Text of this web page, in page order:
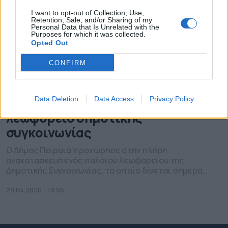
I want to opt-out of Collection, Use,
Retention, Sale, and/or Sharing of my
Personal Data that Is Unrelated with the
Purposes for which it was collected.
Opted Out
CONFIRM
Data Deletion Data Access Privacy Policy
πλήρως ανακατασκευασμένο
λεωφορείο δημοτικής
συγκοινωνίας
Ε΄ Δημοτικής Κοινότητας. Στο λεωφορείο
της Δημοτικής Συγκοινωνίας Πειραιά. Υπενθυμίζεται,
29.04.2020 - 13.55